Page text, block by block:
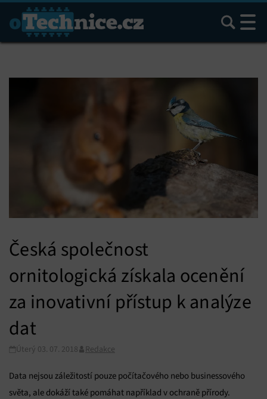
Hledat
Česká společnost
ornitologická získala ocenění
za inovativní přístup k analýze
dat
Úterý 03. 07. 2018 Redakce
Data nejsou záležitostí pouze počítačového nebo businessového
světa, ale dokáží také pomáhat například v ochraně přírody.